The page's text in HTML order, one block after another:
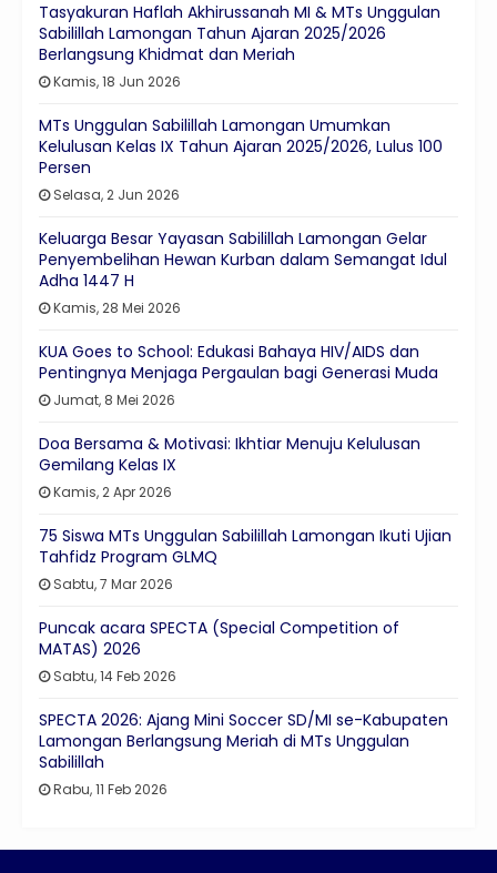
Tasyakuran Haflah Akhirussanah MI & MTs Unggulan
Sabilillah Lamongan Tahun Ajaran 2025/2026
Berlangsung Khidmat dan Meriah
Kamis, 18 Jun 2026
MTs Unggulan Sabilillah Lamongan Umumkan
Kelulusan Kelas IX Tahun Ajaran 2025/2026, Lulus 100
Persen
Selasa, 2 Jun 2026
Keluarga Besar Yayasan Sabilillah Lamongan Gelar
Penyembelihan Hewan Kurban dalam Semangat Idul
Adha 1447 H
Kamis, 28 Mei 2026
KUA Goes to School: Edukasi Bahaya HIV/AIDS dan
Pentingnya Menjaga Pergaulan bagi Generasi Muda
Jumat, 8 Mei 2026
Doa Bersama & Motivasi: Ikhtiar Menuju Kelulusan
Gemilang Kelas IX
Kamis, 2 Apr 2026
75 Siswa MTs Unggulan Sabilillah Lamongan Ikuti Ujian
Tahfidz Program GLMQ
Sabtu, 7 Mar 2026
Puncak acara SPECTA (Special Competition of
MATAS) 2026
Sabtu, 14 Feb 2026
SPECTA 2026: Ajang Mini Soccer SD/MI se-Kabupaten
Lamongan Berlangsung Meriah di MTs Unggulan
Sabilillah
Rabu, 11 Feb 2026